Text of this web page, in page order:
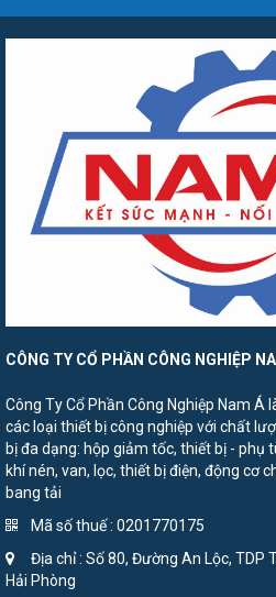
CÔNG TY CỔ PHẦN CÔNG NGHIỆP
Công Ty Cổ Phần Công Nghiệp Nam Á
các loại thiết bị công nghiệp với chất
bị đa dạng: hộp giảm tốc, thiết bị - phụ
khí nén, van, lọc, thiết bị điện, động cơ
bang tải
Mã số thuế : 0201770175
Địa chỉ : Số 80, Đường An Lộc, TDP
Hải Phòng